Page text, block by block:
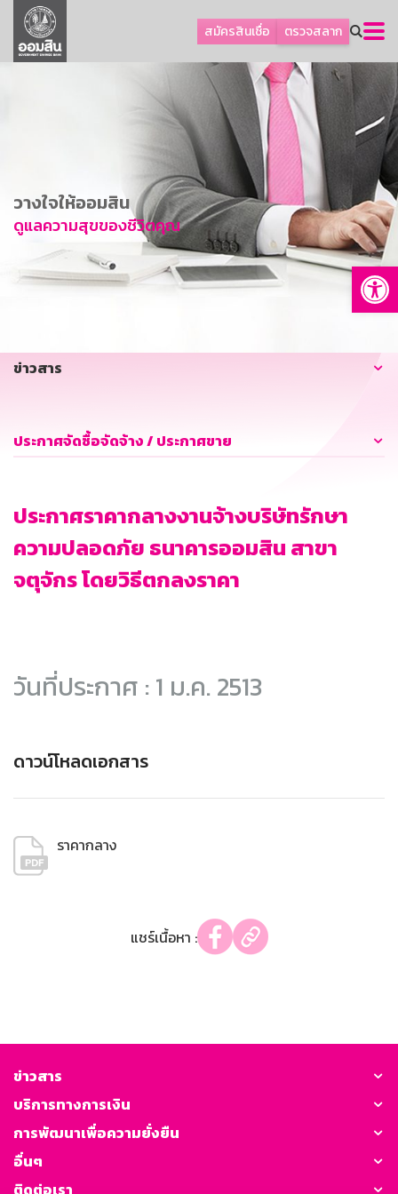
สมัครสินเชื่อ ตรวจสลาก
ลูกค้าธุรกิจ
ลูกค้าผู้ประกอบรายย่อย
การพัฒนาที่ยั่งยืน
ข่าวสาร
บริการทางการเงิน
อื่นๆ
วางใจให้ออมสิน
ดูแลความสุขของชีวิตคุณ
ข่าวสาร
ประกาศจัดซื้อจัดจ้าง / ประกาศขาย
ประกาศราคากลางงานจ้างบริษัทรักษา
ความปลอดภัย ธนาคารออมสิน สาขา
จตุจักร โดยวิธีตกลงราคา
วันที่ประกาศ : 1 ม.ค. 2513
ดาวน์โหลดเอกสาร
ราคากลาง
แชร์เนื้อหา :
ข่าวสาร
บริการทางการเงิน
การพัฒนาเพื่อความยั่งยืน
อื่นๆ